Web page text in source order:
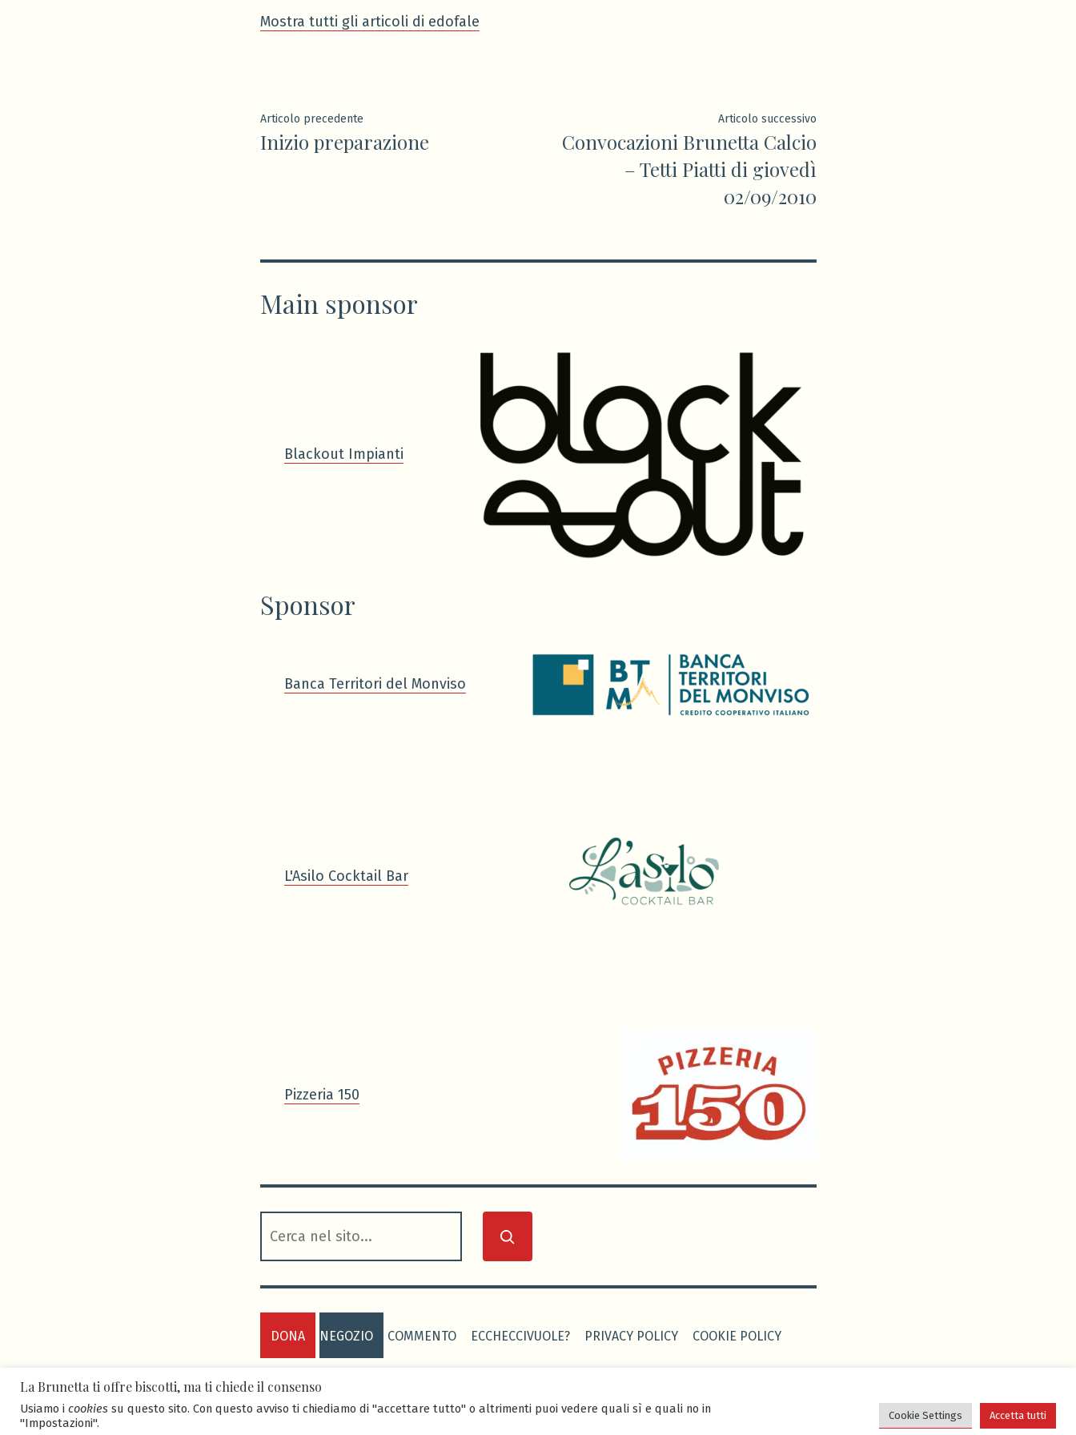
Mostra tutti gli articoli di edofale
Navigazione
articoli
Articolo precedenteArticolo
precedente:
Inizio preparazione
Articolo successivoArticolo
successivo:
Convocazioni Brunetta Calcio
– Tetti Piatti di giovedì
02/09/2010
Main sponsor
Blackout Impianti
Sponsor
Banca Territori del Monviso
L'Asilo Cocktail Bar
Pizzeria 150
DONA NEGOZIO COMMENTO ECCHECCIVUOLE? PRIVACY POLICY COOKIE POLICY
ASD BRUNETTA CALCIO
Faletti.
La Brunetta ti offre biscotti, ma ti chiede il consenso
Usiamo i cookies su questo sito. Con questo avviso ti chiediamo di "accettare tutto" o altrimenti puoi vedere quali sì e quali no in
"Impostazioni".
Cookie Settings Accetta tutti